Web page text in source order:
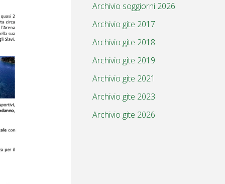
Archivio soggiorni 2026
Archivio gite 2017
Archivio gite 2018
Archivio gite 2019
Archivio gite 2021
Archivio gite 2023
Archivio gite 2026